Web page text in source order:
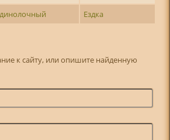
Ездка
к сайту, или опишите найденную